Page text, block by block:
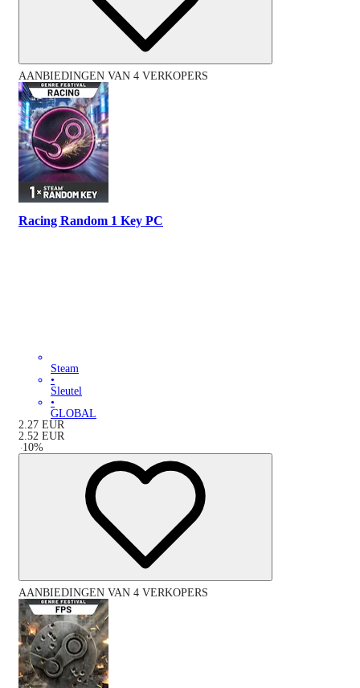
AANBIEDINGEN VAN 4 VERKOPERS
Racing Random 1 Key PC
Steam
•
Sleutel
•
GLOBAL
2.27 EUR
2.52 EUR
-10%
AANBIEDINGEN VAN 4 VERKOPERS